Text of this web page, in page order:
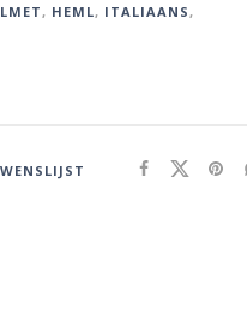
, HEML, ITALIAANS,